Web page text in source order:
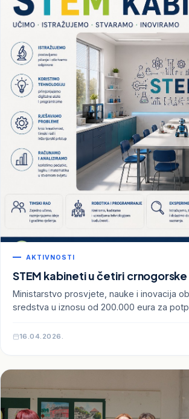
AKTIVNOSTI
STEM kabineti u četiri
Ministarstvo prosvjete, nauke i inovacija
sredstva u iznosu od 200.000 eura za
16.04.2026.